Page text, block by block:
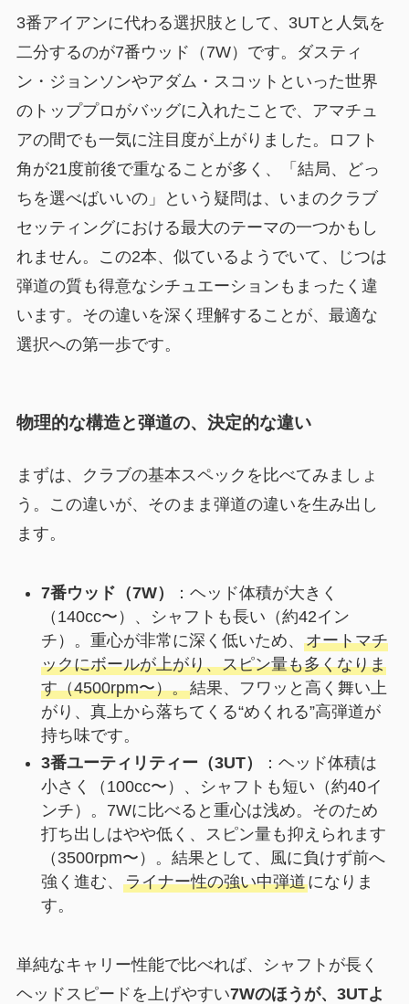
3番アイアンに代わる選択肢として、3UTと人気を
二分するのが7番ウッド（7W）です。ダスティ
ン・ジョンソンやアダム・スコットといった世界
のトッププロがバッグに入れたことで、アマチュ
アの間でも一気に注目度が上がりました。ロフト
角が21度前後で重なることが多く、「結局、どっ
ちを選べばいいの」という疑問は、いまのクラブ
セッティングにおける最大のテーマの一つかもし
れません。この2本、似ているようでいて、じつは
弾道の質も得意なシチュエーションもまったく違
います。その違いを深く理解することが、最適な
選択への第一歩です。
物理的な構造と弾道の、決定的な違い
まずは、クラブの基本スペックを比べてみましょ
う。この違いが、そのまま弾道の違いを生み出し
ます。
7番ウッド（7W）
：ヘッド体積が大きく
（140cc〜）、シャフトも長い（約42イン
チ）。重心が非常に深く低いため、 オートマチ
ックにボールが上がり、スピン量も多くなりま
す（4500rpm〜）。結果、フワッと高く舞い上
がり、真上から落ちてくる“めくれる”高弾道が
持ち味です。
3番ユーティリティー（3UT）
：ヘッド体積は
小さく（100cc〜）、シャフトも短い（約40イ
ンチ）。7Wに比べると重心は浅め。そのため
打ち出しはやや低く、スピン量も抑えられます
（3500rpm〜）。結果として、風に負けず前へ
強く進む、 ライナー性の強い中弾道になりま
す。
単純なキャリー性能で比べれば、シャフトが長く
ヘッドスピードを上げやすい7Wのほうが、3UTよ